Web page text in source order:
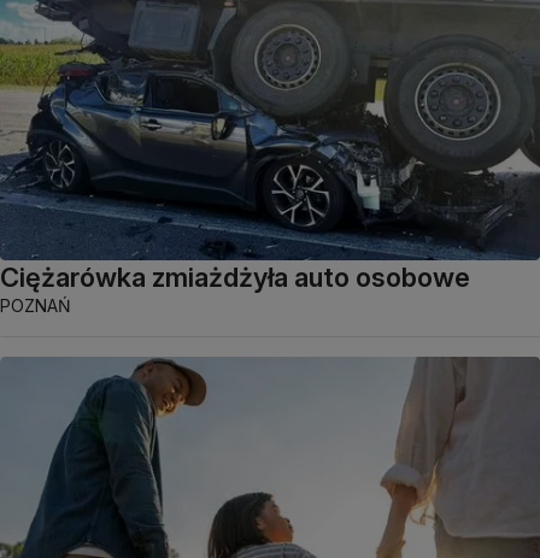
Ciężarówka zmiażdżyła auto osobowe
POZNAŃ